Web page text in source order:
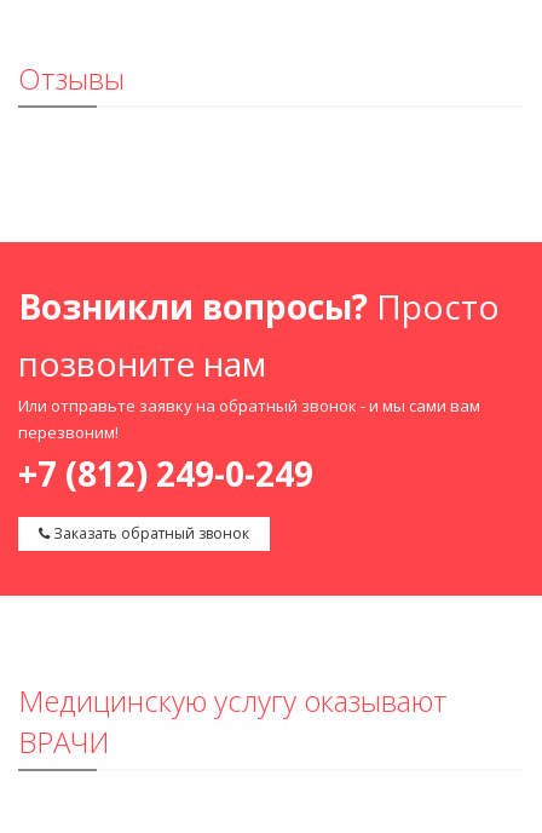
Отзывы
Возникли вопросы? Просто
позвоните нам
Или отправьте заявку на обратный звонок - и мы сами вам
перезвоним!
+7 (812) 249-0-249
Заказать обратный звонок
Медицинскую услугу оказывают
ВРАЧИ